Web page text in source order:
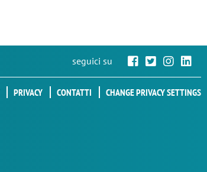
seguici su
PRIVACY CONTATTI CHANGE PRIVACY SETTINGS